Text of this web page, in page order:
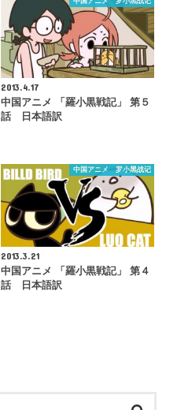
2013.4.17
中国アニメ 「羅小黒戦記」 第５
話 日本語訳
中国アニメ 罗小黑战记
2013.3.21
中国アニメ 「羅小黒戦記」 第４
話 日本語訳